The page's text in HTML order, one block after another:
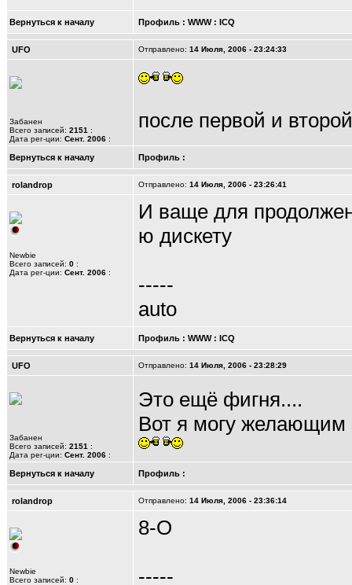
Вернуться к началу Профиль : WWW: ICQ
UFO Отправлено: 14 Июля, 2006 - 23:24:33
Забанен
Всего записей: 2151 :
Дата рег-ции: Сент. 2006 :
после первой и
Вернуться к началу Профиль :
rolandrop Отправлено: 14 Июля, 2006 - 23:26:41
Newbie
Всего записей: 0 :
Дата рег-ции: Сент. 2006 :
И ваще для
ю дискету
-----
auto
Вернуться к началу Профиль : WWW: ICQ
UFO Отправлено: 14 Июля, 2006 - 23:28:29
Забанен
Всего записей: 2151 :
Дата рег-ции: Сент. 2006 :
Это ещё фигня....
Вот я могу желающим
Вернуться к началу Профиль :
rolandrop Отправлено: 14 Июля, 2006 - 23:36:14
Newbie
Всего записей: 0 :
8-O
-----